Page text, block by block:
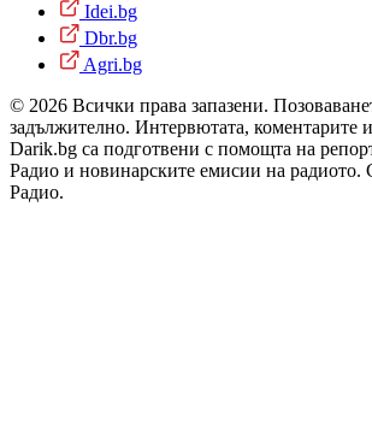
Idei.bg
Dbr.bg
Agri.bg
© 2026 Всички права запазени.
задължително. Интервютата, коментарите
Darik.bg са подготвени с помощта на
Радио и новинарските емисии на
Радио.